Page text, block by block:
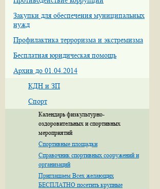
Закупки для обеспечения муниципальных
нужд
Профилактика терроризма и экстремизма
Бесплатная юридическая помощь
Архив до 01.04.2014
КДН и ЗП
Спорт
Календарь физкультурно-
оздоровительных и спортивных
мероприятий
Спортивные площадки
Справочник спортивных сооружений и
организаций
Приглашаем Всех желающих
БЕСПЛАТНО посетить крупные